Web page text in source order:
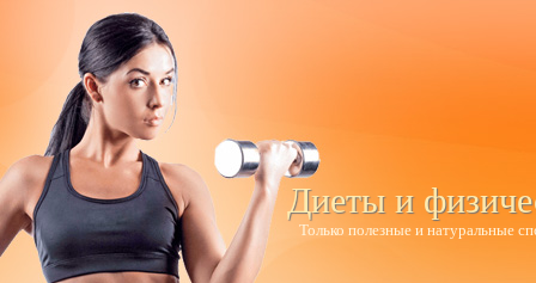
Диеты и
Только полезные и натуральные